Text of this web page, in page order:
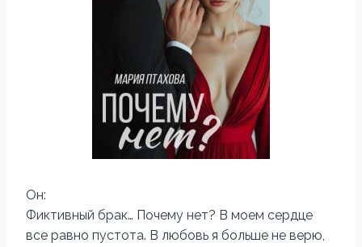
Он:
Фиктивный брак… Почему нет? В моем сердце
все равно пустота. В любовь я больше не верю,